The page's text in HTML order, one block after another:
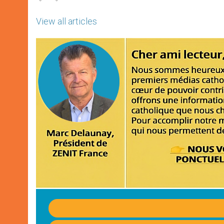
View all articles